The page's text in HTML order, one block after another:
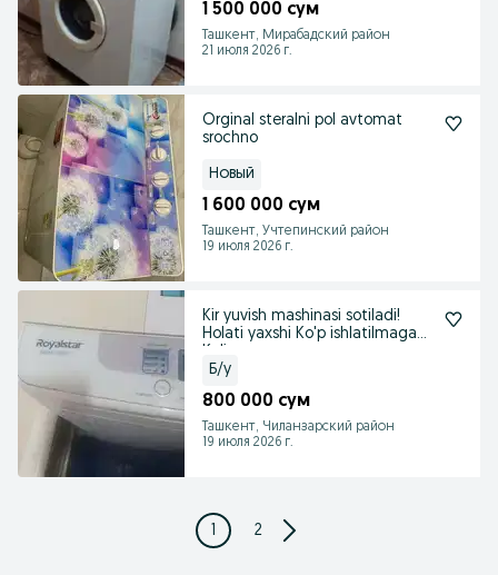
1 500 000 сум
Ташкент, Мирабадский район
21 июля 2026 г.
Orginal steralni pol avtomat
srochno
Новый
1 600 000 сум
Ташкент, Учтепинский район
19 июля 2026 г.
Kir yuvish mashinasi sotiladi!
Holati yaxshi Ko'p ishlatilmagan.
Б/у
800 000 сум
Ташкент, Чиланзарский район
19 июля 2026 г.
1 2